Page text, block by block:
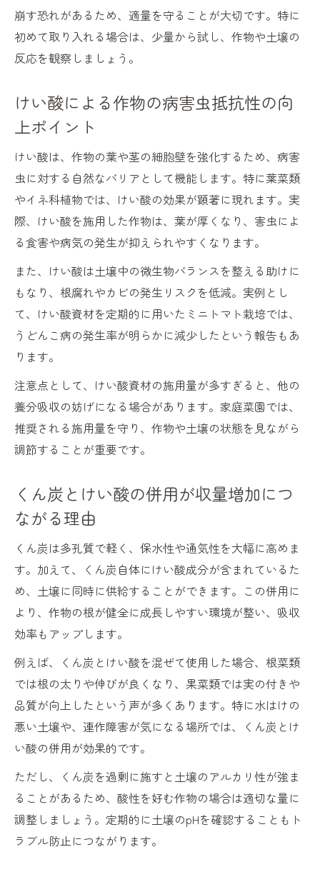
崩す恐れがあるため、適量を守ることが大切です。特に
初めて取り入れる場合は、少量から試し、作物や土壌の
反応を観察しましょう。
けい酸による作物の病害虫抵抗性の向
上ポイント
けい酸は、作物の葉や茎の細胞壁を強化するため、病害
虫に対する自然なバリアとして機能します。特に葉菜類
やイネ科植物では、けい酸の効果が顕著に現れます。実
際、けい酸を施用した作物は、葉が厚くなり、害虫によ
る食害や病気の発生が抑えられやすくなります。
また、けい酸は土壌中の微生物バランスを整える助けに
もなり、根腐れやカビの発生リスクを低減。実例とし
て、けい酸資材を定期的に用いたミニトマト栽培では、
うどんこ病の発生率が明らかに減少したという報告もあ
ります。
注意点として、けい酸資材の施用量が多すぎると、他の
養分吸収の妨げになる場合があります。家庭菜園では、
推奨される施用量を守り、作物や土壌の状態を見ながら
調節することが重要です。
くん炭とけい酸の併用が収量増加につ
ながる理由
くん炭は多孔質で軽く、保水性や通気性を大幅に高めま
す。加えて、くん炭自体にけい酸成分が含まれているた
め、土壌に同時に供給することができます。この併用に
より、作物の根が健全に成長しやすい環境が整い、吸収
効率もアップします。
例えば、くん炭とけい酸を混ぜて使用した場合、根菜類
では根の太りや伸びが良くなり、果菜類では実の付きや
品質が向上したという声が多くあります。特に水はけの
悪い土壌や、連作障害が気になる場所では、くん炭とけ
い酸の併用が効果的です。
ただし、くん炭を過剰に施すと土壌のアルカリ性が強ま
ることがあるため、酸性を好む作物の場合は適切な量に
調整しましょう。定期的に土壌のpHを確認することもト
ラブル防止につながります。